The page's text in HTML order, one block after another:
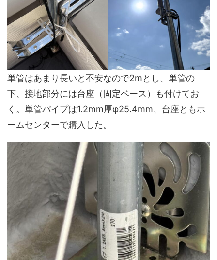
単管はあまり長いと不安なので2mとし、単管の
下、接地部分には台座（固定ベース）も付けてお
く。単管パイプは1.2mm厚φ25.4mm、台座ともホ
ームセンターで購入した。